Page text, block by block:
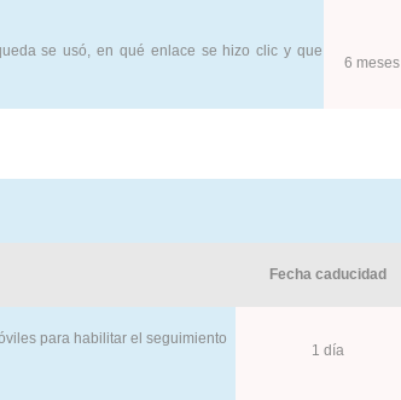
se usó, en qué enlace se hizo clic y que
6 meses
Fecha caducidad
para habilitar el seguimiento
1 día